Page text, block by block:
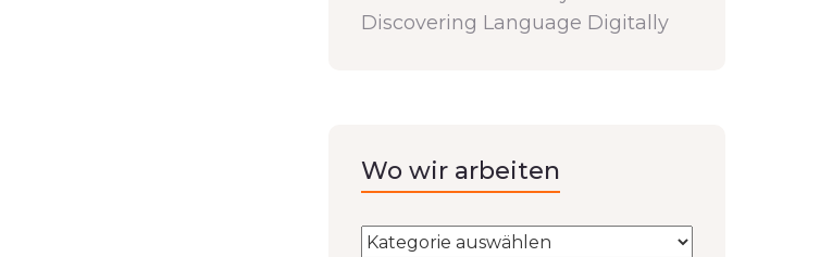
Discovering Language Digitally
Wo wir arbeiten